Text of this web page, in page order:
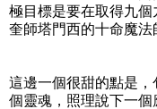
極目標是要在取得九
奎師塔門西的十命魔法
這邊一個很甜的點是
個靈魂，照理說下一